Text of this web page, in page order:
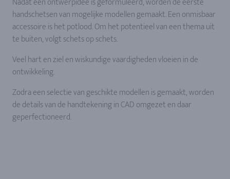
handschetsen van mogelijke modellen gemaakt. Een onmisbaar
accessoire is het potlood. Om het potentieel van een thema uit
te buiten, volgt schets op schets.
Veel hart en ziel en wiskundige vaardigheden vloeien in de
ontwikkeling.
Zodra een selectie van geschikte modellen is gemaakt, worden
de details van de handtekening in CAD omgezet en daar
geperfectioneerd.